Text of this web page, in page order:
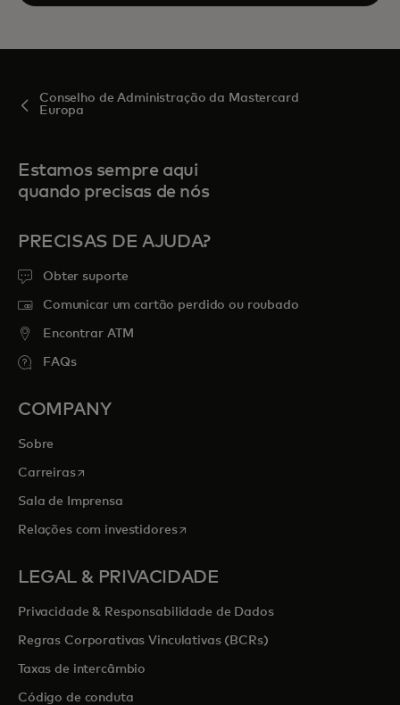
Conselho de Administração da Mastercard
Europa
Estamos sempre aqui
quando precisas de nós
PRECISAS DE AJUDA?
Obter suporte
Comunicar um cartão perdido ou roubado
Encontrar ATM
FAQs
COMPANY
Sobre
Carreirasopens in a new tab
Sala de Imprensa
Relações com investidoresopens in a new tab
LEGAL & PRIVACIDADE
Privacidade & Responsabilidade de Dados
Regras Corporativas Vinculativas (BCRs)
Taxas de intercâmbio
Código de conduta